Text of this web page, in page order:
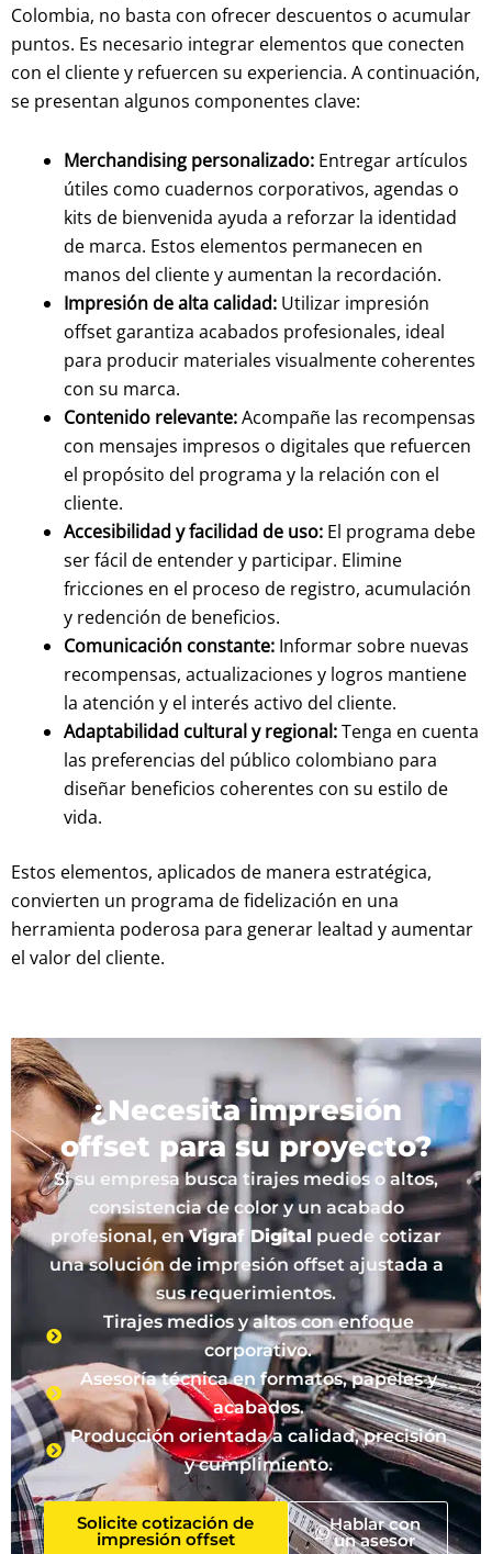
Colombia, no basta con ofrecer descuentos o acumular
puntos. Es necesario integrar elementos que conecten
con el cliente y refuercen su experiencia. A continuación,
se presentan algunos componentes clave:
Merchandising personalizado: Entregar artículos
útiles como cuadernos corporativos, agendas o
kits de bienvenida ayuda a reforzar la identidad
de marca. Estos elementos permanecen en
manos del cliente y aumentan la recordación.
Impresión de alta calidad: Utilizar impresión
offset garantiza acabados profesionales, ideal
para producir materiales visualmente coherentes
con su marca.
Contenido relevante:Acompañe las recompensas
con mensajes impresos o digitales que refuercen
el propósito del programa y la relación con el
cliente.
Accesibilidad y facilidad de uso: El programa debe
ser fácil de entender y participar. Elimine
fricciones en el proceso de registro, acumulación
y redención de beneficios.
Comunicación constante: Informar sobre nuevas
recompensas, actualizaciones y logros mantiene
la atención y el interés activo del cliente.
Adaptabilidad cultural y regional:Tenga en cuenta
las preferencias del público colombiano para
diseñar beneficios coherentes con su estilo de
vida.
Estos elementos, aplicados de manera estratégica,
convierten un programa de fidelización en una
herramienta poderosa para generar lealtad y aumentar
el valor del cliente.
¿Necesita impresión
offset para su proyecto?
Si su empresa busca tirajes medios o altos,
consistencia de color y un acabado
profesional, enVigraf Digital puede cotizar
una solución de impresión offset ajustada a
sus requerimientos.
Tirajes medios y altos con enfoque
corporativo.
Asesoría técnica en formatos, papeles y
acabados.
Producción orientada a calidad, precisión
y cumplimiento.
Solicite cotización de
impresión offset
Hablar con
un asesor